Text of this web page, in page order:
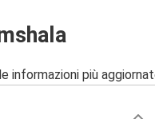
più